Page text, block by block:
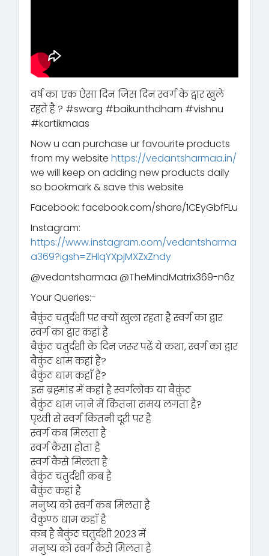
वर्ष का एक ऐसा दिन जिस दिन स्वर्ग के द्वार खुले
रहते है ? #swarg #baikunthdham #vishnu
#kartikmaas
Now u can purchase ur favourite products
from my website https://vedantsharmaa.in/
we will keep on adding new products daily
so bookmark & save this website
Facebook: facebook.com/share/1CEyGbfFLu
Instagram:
https://www.instagram.com/vedantsharma
a369?igsh=ZHlqYXpjMXZxZndy
‪@vedantsharmaa‬ ‪@TheMindMatrix369-n6z‬
Your Queries:-
बैकुंठ चतुर्दशी पर क्यों खुला रहता है स्वर्ग का द्वार
स्वर्ग का द्वार कहां है
बैकुंठ चतुर्दशी के दिन जरूर पढ़ें ये कथा, स्वर्ग का द्वार
बैकुंठ धाम कहां है?
बैकुंठ धाम कहाँ है?
इस ब्रह्मांड में कहां है स्वर्गलोक या बैकुंठ
बैकुंठ धाम जाने में कितना समय लगता है?
पृथ्वी से स्वर्ग कितनी दूरी पर है
स्वर्ग कब मिलता है
स्वर्ग कैसा होता है
स्वर्ग कैसे मिलता है
बैकुंठ चतुर्दशी कब है
बैकुंठ कहां है
मनुष्य को स्वर्ग कब मिलता है
वैकुण्ठ धाम कहाँ है
कब है बैकुंठ चतुर्दशी 2023 में
मनुष्य को स्वर्ग कैसे मिलता है